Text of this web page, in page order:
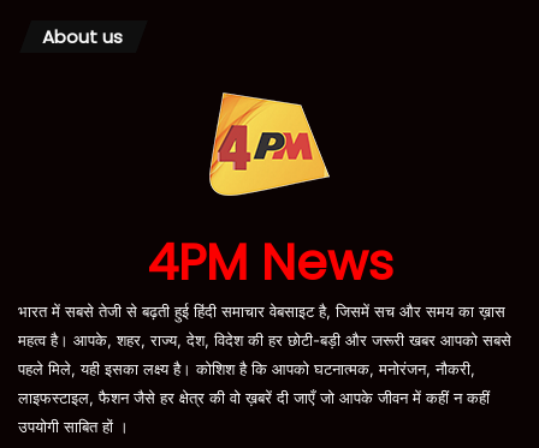
About us
4PM News
भारत में सबसे तेजी से बढ़ती हुई हिंदी समाचार वेबसाइट है, जिसमें सच और समय का ख़ास
महत्व है। आपके, शहर, राज्य, देश, विदेश की हर छोटी-बड़ी और जरूरी खबर आपको सबसे
पहले मिले, यही इसका लक्ष्य है। कोशिश है कि आपको घटनात्मक, मनोरंजन, नौकरी,
लाइफस्टाइल, फैशन जैसे हर क्षेत्र की वो ख़बरें दी जाएँ जो आपके जीवन में कहीं न कहीं
उपयोगी साबित हों ।